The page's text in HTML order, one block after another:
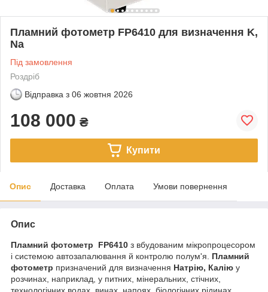
Пламний фотометр FP6410 для визначення K,
Na
Під замовлення
Роздріб
Відправка з 06 жовтня 2026
108 000 ₴
Купити
Опис Доставка Оплата Умови повернення
Опис
Пламний фотометр FP6410 з вбудованим мікропроцесором
і системою автозапалювання й контролю полум'я. Пламний
фотометр призначений для визначення Натрію, Калію у
розчинах, наприклад, у питних, мінеральних, стічних,
технологічних водах, винах, напоях, біологічних рідинах,